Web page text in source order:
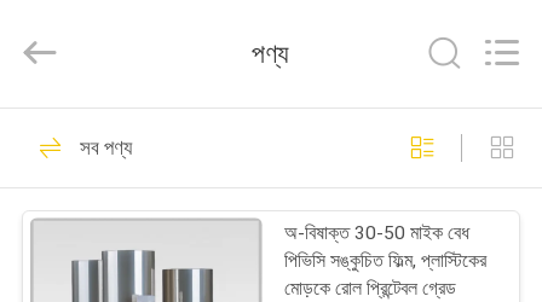
পণ্য
Reserved.
ফিল্ম রোলস সঙ্কুচিত
48
পণ্য
সব পণ্য
অ-বিষাক্ত 30-50 মাইক বেধ
পিভিসি সঙ্কুচিত ফিল্ম, প্লাস্টিকের
মোড়কে রোল প্রিন্টেবল গ্রেড